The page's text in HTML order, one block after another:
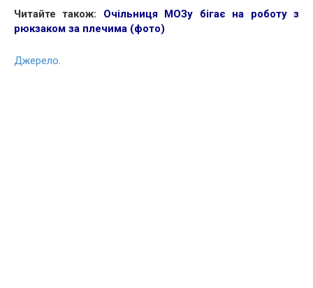
Читайте також: Очільниця МОЗу бігає на роботу з
рюкзаком за плечима (фото)
Джерело.